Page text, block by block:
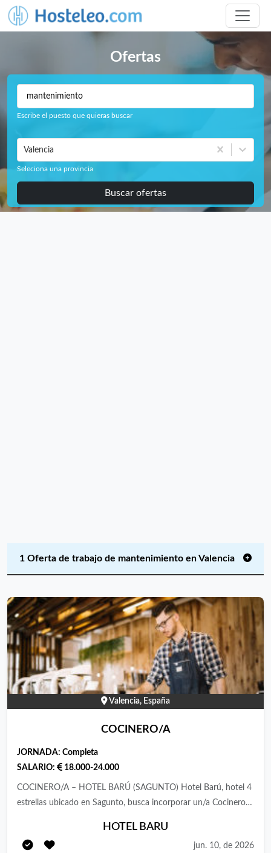
Ofertas
Escribe el puesto que quieras buscar
Valencia
Seleciona una provincia
Buscar ofertas
1 Oferta de trabajo de mantenimiento en Valencia
Valencia, España
COCINERO/A
JORNADA: Completa
SALARIO:
18.000-24.000
COCINERO/A – HOTEL BARÚ (SAGUNTO) Hotel Barú, hotel 4
estrellas ubicado en Sagunto, busca incorporar un/a Cocinero/a
hostelería, capaz de trabajar tanto en servicio de restaurante
HOTEL BARU
jun. 10, de 2026